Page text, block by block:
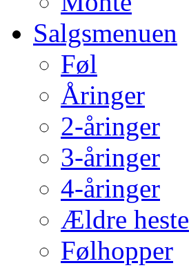
Salgsmenuen
Føl
Åringer
2-åringer
3-åringer
4-åringer
Ældre heste
Følhopper